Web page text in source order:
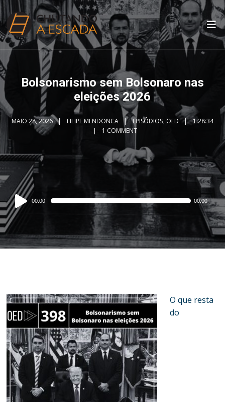
Bolsonarismo sem Bolsonaro nas
eleições 2026
MAIO 28, 2026 FILIPE MENDONCA EPISÓDIOS, OED
1:28:34
1 COMMENT
Audio
Player
00:00 00:00
O que resta
do